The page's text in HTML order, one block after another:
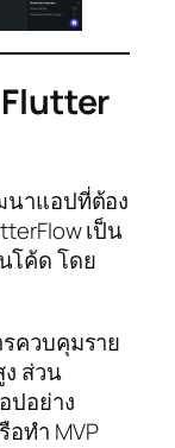
นาแอปที่ต้อง
เป็น
โค้ด โดย
ควบคุมราย
ง ส่วน
ปอย่าง
อทำ MVP